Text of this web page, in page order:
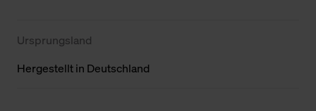
Ursprungsland
Hergestellt in Deutschland